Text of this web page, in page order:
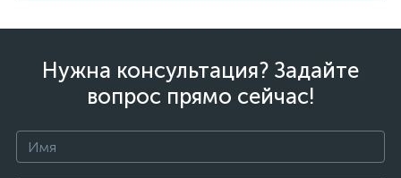
Нужна консультация? Задайте
вопрос прямо сейчас!